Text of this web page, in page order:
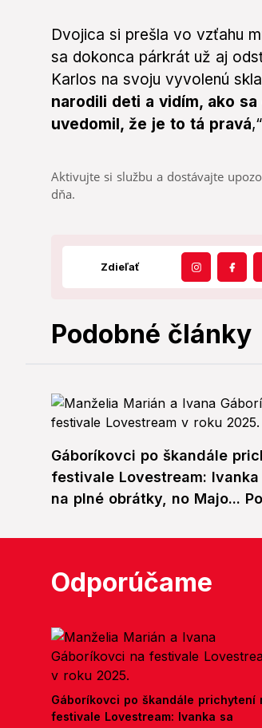
Dvojica si prešla vo vzťahu
sa dokonca párkrát už aj
Karlos na svoju vyvolenú
narodili deti a vidím, ako
uvedomil, že je to tá pravá
Aktivujte si službu a dostávajte
dňa.
Zdieľať
Podobné články
Gáboríkovci po škandále
festivale Lovestream:
na plné obrátky, no Majo...
Odporúčame
Gáboríkovci po škandále prichytení
festivale Lovestream: Ivanka sa